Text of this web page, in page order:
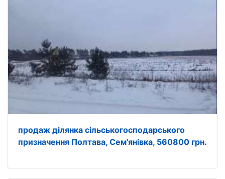
продаж ділянка сільськогосподарського
призначення Полтава, Сем’янівка, 560800 грн.